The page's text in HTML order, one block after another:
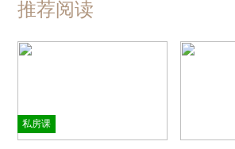
推荐阅读
私房课